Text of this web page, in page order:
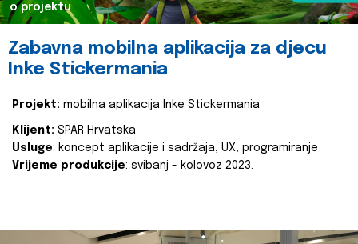
o projektu
Zabavna mobilna aplikacija za djecu
Inke Stickermania
Projekt: mobilna aplikacija Inke Stickermania
Klijent: SPAR Hrvatska
Usluge: koncept aplikacije i sadržaja, UX, programiranje
Vrijeme produkcije: svibanj - kolovoz 2023.